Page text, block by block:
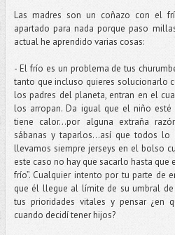
Las madres son un coñazo con el
apartado para nada porque paso
actual he aprendido varias cosas:
- El frío es un problema de tus
tanto que incluso quieres solucionarlo
los padres del planeta, entran en el
los arropan. Da igual que el niño esté
tiene calor…por alguna extraña
sábanas y taparlos…así que todos lo
llevamos siempre jerseys en el bolso
este caso no hay que sacarlo hasta que
frío”. Cualquier intento por tu parte de
que él llegue al límite de su umbral
tus prioridades vitales y pensar ¿en
cuando decidí tener hijos?